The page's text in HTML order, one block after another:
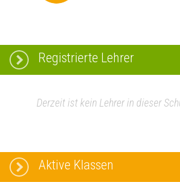
Registrierte Lehrer
Derzeit ist kein Lehrer in dieser
Aktive Klassen